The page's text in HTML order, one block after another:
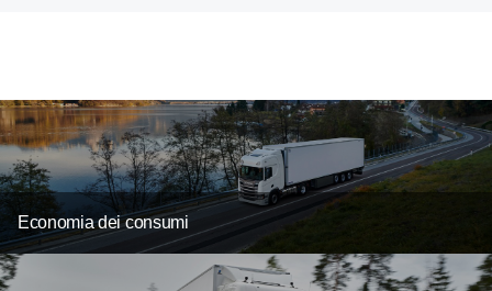
Economia dei consumi